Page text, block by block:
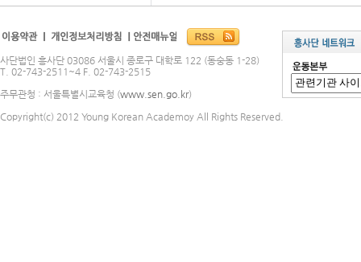
사단법인 흥사단 03086 서울시 종로구 대학로 122 (동숭동 1-28)
T. 02-743-2511~4 F. 02-743-2515
주무관청 : 서울특별시교육청 (www.sen.go.kr)
Copyright(c) 2012 Young Korean Academoy All Rights Reserved.